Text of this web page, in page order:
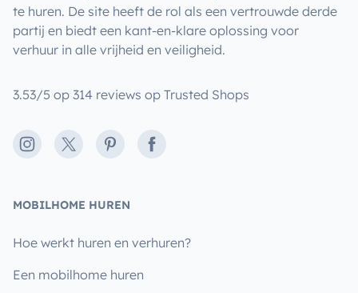
te huren. De site heeft de rol als een vertrouwde derde
partij en biedt een kant-en-klare oplossing voor
verhuur in alle vrijheid en veiligheid.
3.53/5 op 314 reviews op Trusted Shops
Instagram
X PinterestFacebook
MOBILHOME HUREN
Hoe werkt huren en verhuren?
Een mobilhome huren